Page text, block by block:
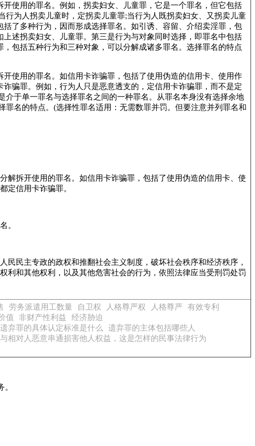
使用的罪名。例如，拐卖妇女、儿童罪，它是一个罪名，但它包括
为人拐卖儿童时，定拐卖儿童罪;当行为人既拐卖妇女、又拐卖儿童
了多种行为，因而形成选择罪名。如引诱、容留、介绍卖淫罪，包
述拐卖妇女、儿童罪。第三是行为与对象同时选择，即罪名中包括
包括五种行为和三种对象，可以分解成诸多罪名。选择罪名的特点
使用的罪名。如信用卡诈骗罪，包括了使用伪造的信用卡、使用作
骗罪。例如，行为人只是恶意透支的，定信用卡诈骗罪，而不是定
于单一罪名与选择罪名之间的一种罪名。从罪名本身没有选择余地
名的特点。(选择性罪名适用：无需数罪并罚。但要注意并列罪名和
解拆开使用的罪名。如信用卡诈骗罪，包括了使用伪造的信用卡、使
定信用卡诈骗罪。
。
民主专政的政权和推翻社会主义制度，破坏社会秩序和经济秩序，
利和其他权利，以及其他危害社会的行为，依照法律应当受刑罚处罚
劳务派遣用工数量 自卫权 人格尊严权 人格尊严
有效专利
值 非财产性利益
经济胁迫
遗弃罪的具体认定标准是什么
遗弃罪的主体包括哪些人
相对人恶意串通损害他人权益，这是怎样的民事法律行为